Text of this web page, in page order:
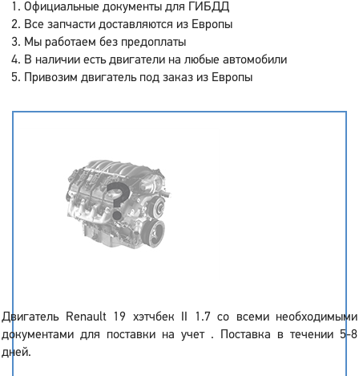
Официальные документы для ГИБДД
Все запчасти доставляются из Европы
Мы работаем без предоплаты
В наличии есть двигатели на любые автомобили
Привозим двигатель под заказ из Европы
Двигатель Renault 19 хэтчбек II 1.7 со всеми необходимыми
документами для поставки на учет . Поставка в течении 5-8
дней.